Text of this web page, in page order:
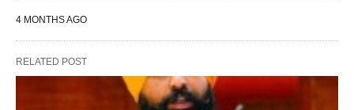
4 MONTHS AGO
RELATED POST